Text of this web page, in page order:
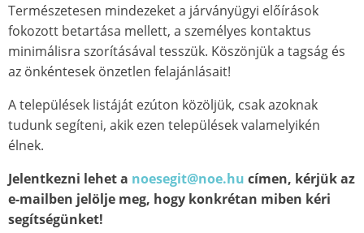
Természetesen mindezeket a járványügyi előírások
fokozott betartása mellett, a személyes kontaktus
minimálisra szorításával tesszük. Köszönjük a tagság és
az önkéntesek önzetlen felajánlásait!
A települések listáját ezúton közöljük, csak azoknak
tudunk segíteni, akik ezen települések valamelyikén
élnek.
Jelentkezni lehet a noesegit@noe.hu címen, kérjük az
e-mailben jelölje meg, hogy konkrétan miben kéri
segítségünket!